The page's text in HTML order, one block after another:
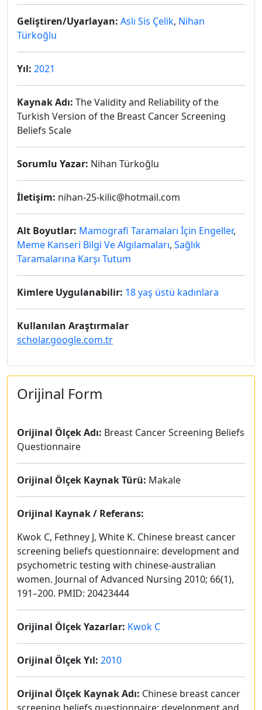
Geliştiren/Uyarlayan: Aslı Sis Çelik, Nihan
Türkoğlu
Yıl: 2021
Kaynak Adı: The Validity and Reliability of the
Turkish Version of the Breast Cancer Screening
Beliefs Scale
Sorumlu Yazar: Nihan Türkoğlu
İletişim: nihan-25-kilic@hotmail.com
Alt Boyutlar: Mamografi Taramaları İçin Engeller,
Meme Kanseri Bilgi Ve Algılamaları, Sağlık
Taramalarına Karşı Tutum
Kimlere Uygulanabilir: 18 yaş üstü kadınlara
Kullanılan Araştırmalar
scholar.google.com.tr
Orijinal Form
Orijinal Ölçek Adı: Breast Cancer Screening Beliefs
Questionnaire
Orijinal Ölçek Kaynak Türü: Makale
Orijinal Kaynak / Referans:
Kwok C, Fethney J, White K. Chinese breast cancer
screening beliefs questionnaire: development and
psychometric testing with chinese-australian
women. Journal of Advanced Nursing 2010; 66(1),
191–200. PMID: 20423444
Orijinal Ölçek Yazarlar: Kwok C
Orijinal Ölçek Yıl: 2010
Orijinal Ölçek Kaynak Adı: Chinese breast cancer